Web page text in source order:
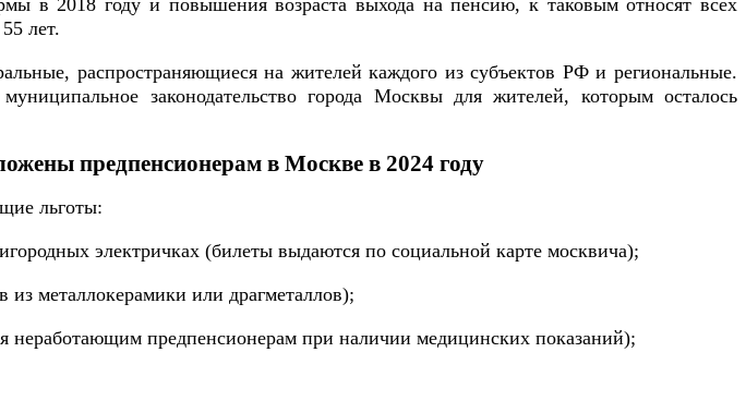
в 2018 году и повышения возраста выхода на пенсию, к таковым относят всех
лет.
распространяющиеся на жителей каждого из субъектов РФ и региональные.
законодательство города Москвы для жителей, которым осталось
предпенсионерам в Москве в 2024 году
льготы:
электричках (билеты выдаются по социальной карте москвича);
из металлокерамики или драгметаллов);
неработающим предпенсионерам при наличии медицинских показаний);